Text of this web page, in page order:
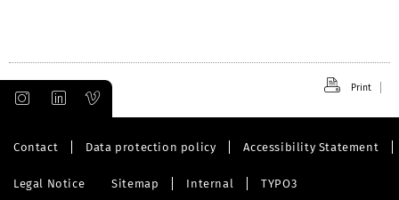
Print
Contact Data protection policy Accessibility Statement
Legal Notice Sitemap Internal TYPO3